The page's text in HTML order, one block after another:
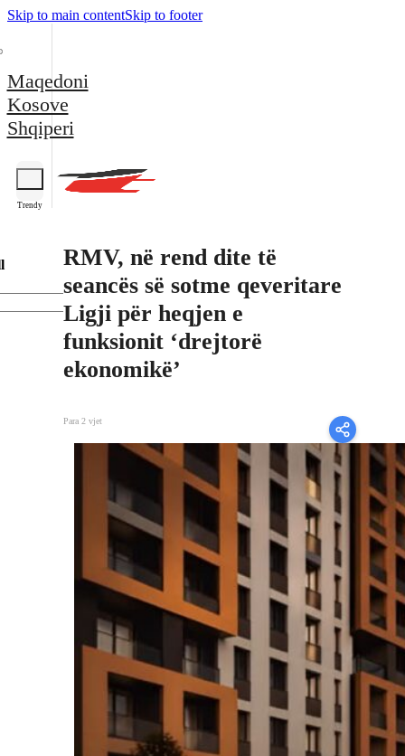
Skip to main contentSkip to footer
Maqedoni
Kosove
Shqiperi
Trendy
RMV, në rend dite të
seancës së sotme qeveritare
Ligji për heqjen e
funksionit ‘drejtorë
ekonomikë’
Para 2 vjet